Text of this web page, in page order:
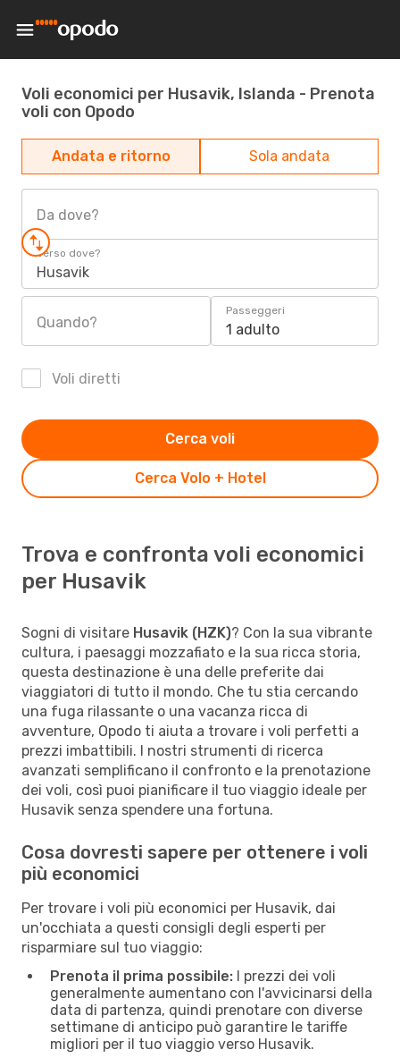
Voli economici per Husavik, Islanda - Prenota
voli con Opodo
Andata e ritorno Sola andata
Da dove?
Verso dove?
Husavik
Quando?
Passeggeri
1 adulto
Voli diretti
Cerca Volo + Hotel
Cerca voli
Trova e confronta voli economici
per Husavik
Sogni di visitare Husavik (HZK)? Con la sua vibrante
cultura, i paesaggi mozzafiato e la sua ricca storia,
questa destinazione è una delle preferite dai
viaggiatori di tutto il mondo. Che tu stia cercando
una fuga rilassante o una vacanza ricca di
avventure, Opodo ti aiuta a trovare i voli perfetti a
prezzi imbattibili. I nostri strumenti di ricerca
avanzati semplificano il confronto e la prenotazione
dei voli, così puoi pianificare il tuo viaggio ideale per
Husavik senza spendere una fortuna.
Cosa dovresti sapere per ottenere i voli
più economici
Per trovare i voli più economici per Husavik, dai
un'occhiata a questi consigli degli esperti per
risparmiare sul tuo viaggio:
Prenota il prima possibile: I prezzi dei voli
generalmente aumentano con l'avvicinarsi della
data di partenza, quindi prenotare con diverse
settimane di anticipo può garantire le tariffe
migliori per il tuo viaggio verso Husavik.